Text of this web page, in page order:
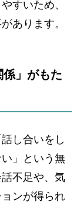
すいため、
あります。
」がもた
し合いをし
」という無
不足や、気
ンが得られ